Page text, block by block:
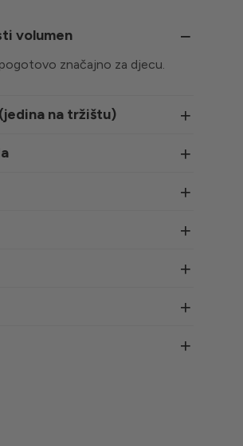
volumen
značajno za djecu.
na tržištu)